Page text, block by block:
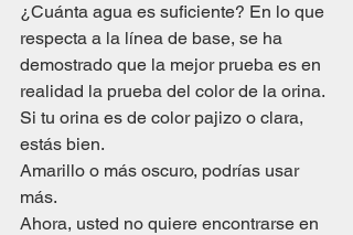
¿Cuánta agua es suficiente? En lo que
respecta a la línea de base, se ha
demostrado que la mejor prueba es en
realidad la prueba del color de la orina.
Si tu orina es de color pajizo o clara,
estás bien.
Amarillo o más oscuro, podrías usar
más.
Ahora, usted no quiere encontrarse en